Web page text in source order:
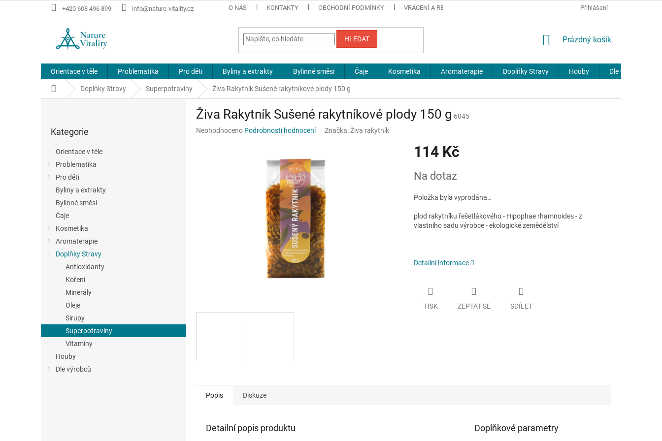
na
+420 608 496 899 info@nature-vitality.cz O NÁS KONTAKTY OBCHODNÍ PODMÍNKY VRÁCENÍ A REKLAMACE JOURNAL
Přihlášení
HLEDAT
NÁKUPNÍ
Prázdný košík
Orientace v těle Problematika Pro děti Byliny a extrakty Bylinné směsi Čaje Kosmetika Aromaterapie Doplňky Stravy Houby Dle výrobců
Domů Doplňky Stravy Superpotraviny Živa Rakytník Sušené rakytníkové plody 150 g
kategorie
Kategorie
Orientace v těle
Problematika
Pro děti
Byliny a extrakty
Bylinné směsi
Čaje
Kosmetika
Aromaterapie
Doplňky Stravy
Antioxidanty
Koření
Minerály
Oleje
Sirupy
Superpotraviny
Vitamíny
Houby
Dle výrobců
Živa Rakytník Sušené rakytníkové plody 150 g 6045
Průměrné
Neohodnoceno Podrobnosti hodnocení Značka:Živa rakytník
114 Kč
cena:
Na dotaz
Položka byla vyprodána…
plod rakytníku řešetlákového - Hipophae rhamnoides - z
vlastního sadu výrobce - ekologické zemědělství
Detailní informace
TISK ZEPTAT SE SDÍLET
Popis Diskuze
Detailní popis produktu Doplňkové parametry